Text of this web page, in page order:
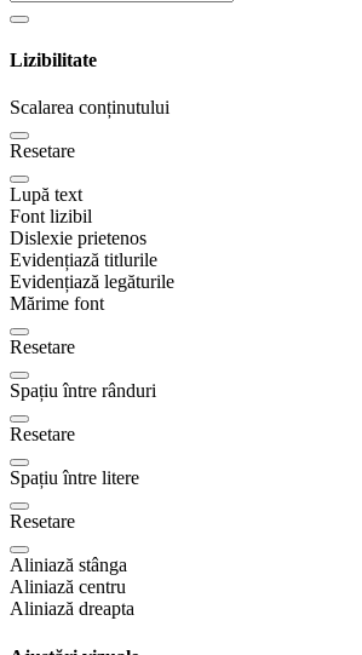
Lizibilitate
Scalarea conținutului
Resetare
Lupă text
Font lizibil
Dislexie prietenos
Evidențiază titlurile
Evidențiază legăturile
Mărime font
Resetare
Spațiu între rânduri
Resetare
Spațiu între litere
Resetare
Aliniază stânga
Aliniază centru
Aliniază dreapta